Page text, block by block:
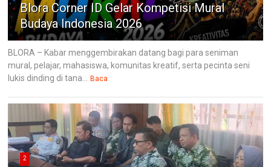
Blora Corner ID Gelar Kompetisi Mural
Budaya Indonesia 2026
BLORA – Kabar menggembirakan datang bagi para seniman
mural, pelajar, mahasiswa, komunitas kreatif, serta pecinta seni
lukis dinding di tana... Baca
2